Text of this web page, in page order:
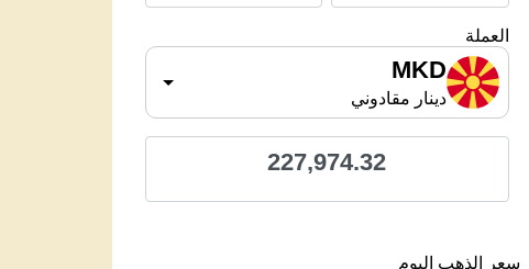
العملة
MKD
دينار مقادوني
227,974.32
سعر الذهب اليوم